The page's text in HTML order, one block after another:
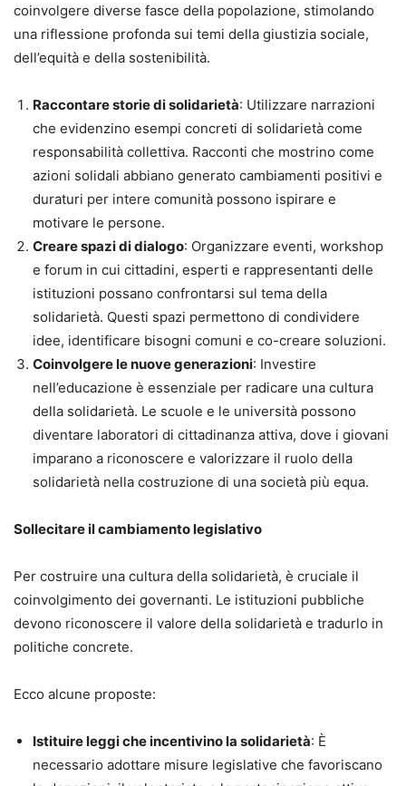
coinvolgere diverse fasce della popolazione, stimolando
una riflessione profonda sui temi della giustizia sociale,
dell’equità e della sostenibilità.
Raccontare storie di solidarietà: Utilizzare narrazioni
che evidenzino esempi concreti di solidarietà come
responsabilità collettiva. Racconti che mostrino come
azioni solidali abbiano generato cambiamenti positivi e
duraturi per intere comunità possono ispirare e
motivare le persone.
Creare spazi di dialogo: Organizzare eventi, workshop
e forum in cui cittadini, esperti e rappresentanti delle
istituzioni possano confrontarsi sul tema della
solidarietà. Questi spazi permettono di condividere
idee, identificare bisogni comuni e co-creare soluzioni.
Coinvolgere le nuove generazioni: Investire
nell’educazione è essenziale per radicare una cultura
della solidarietà. Le scuole e le università possono
diventare laboratori di cittadinanza attiva, dove i giovani
imparano a riconoscere e valorizzare il ruolo della
solidarietà nella costruzione di una società più equa.
Sollecitare il cambiamento legislativo
Per costruire una cultura della solidarietà, è cruciale il
coinvolgimento dei governanti. Le istituzioni pubbliche
devono riconoscere il valore della solidarietà e tradurlo in
politiche concrete.
Ecco alcune proposte:
Istituire leggi che incentivino la solidarietà: È
necessario adottare misure legislative che favoriscano